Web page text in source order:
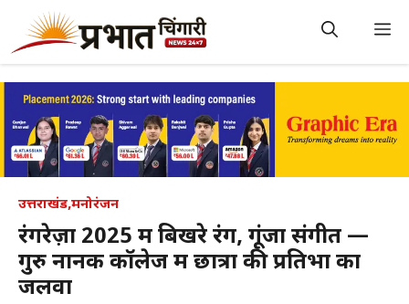
content
उत्तराखंड,मनोरंजन
रंगरेज़ा 2025 में बिखरे रंग, गूंजा संगीत —
गुरु नानक कॉलेज में छात्रों की प्रतिभा का
जलवा